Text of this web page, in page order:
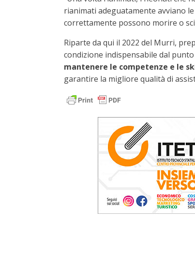
rianimati adeguatamente avviano
correttamente possono morire o
Riparte da qui il 2022 del Murri,
condizione indispensabile dal
mantenere le competenze e le
garantire la migliore qualità di